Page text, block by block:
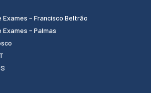
Exames - Francisco Beltrão
Exames - Palmas